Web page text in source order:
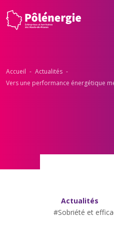
Accueil - Actualités -
Vers une performance énergétique
Actualités
#Sobriété et